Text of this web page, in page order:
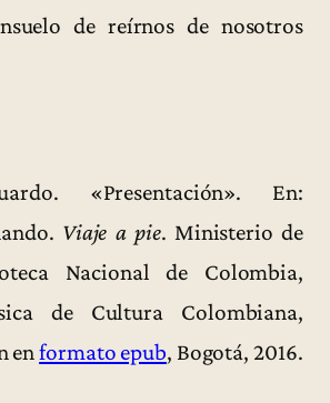
de reírnos de nosotros
«Presentación». En:
Viaje a pie. Ministerio de
Nacional de Colombia,
de Cultura Colombiana,
enformato epub, Bogotá, 2016.